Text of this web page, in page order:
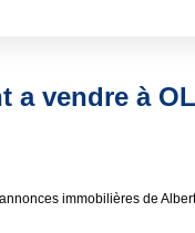
a vendre à
immobilières de